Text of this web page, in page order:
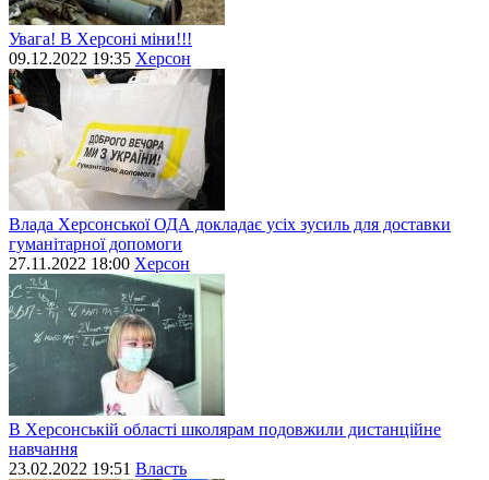
Увага! В Херсоні міни!!!
09.12.2022 19:35 Херсон
Влада Херсонської ОДА докладає усіх зусиль для доставки
гуманітарної допомоги
27.11.2022 18:00 Херсон
В Херсонській області школярам подовжили дистанційне
навчання
23.02.2022 19:51 Власть